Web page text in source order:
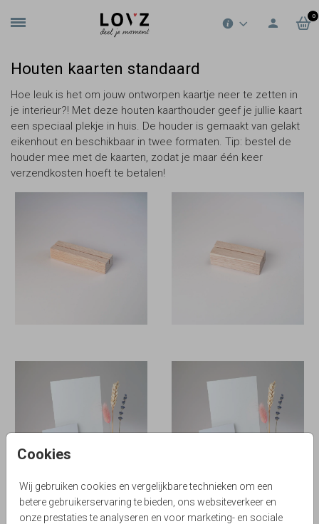
0
Cookies
Wij gebruiken cookies en vergelijkbare technieken om een
betere gebruikerservaring te bieden, ons websiteverkeer en
onze prestaties te analyseren en voor marketing- en sociale
Houten kaarten standaard
Hoe leuk is het om jouw ontworpen kaartje neer te zetten in
je interieur?! Met deze houten kaarthouder geef je jullie kaart
een speciaal plekje in huis. De houder is gemaakt van gelakt
eikenhout en beschikbaar in twee formaten. Tip: bestel de
houder mee met de kaarten, zodat je maar één keer
verzendkosten hoeft te betalen!